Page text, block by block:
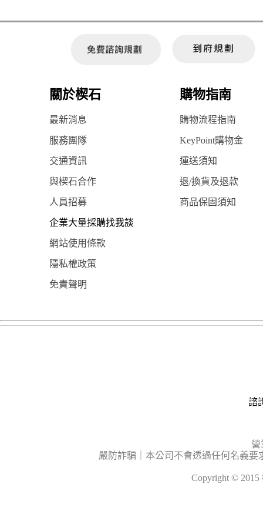
關於楔石 購物指南
最新消息 購物流程指南
服務團隊 KeyPoint購物金
交通資訊 運送須知
與楔石合作 退/換貨及退款
人員招募 商品保固須知
企業大量採購找我談
網站使用條款
隱私權政策
免責聲明
諮
營
嚴防詐騙｜本公司不會透過任何名義
Copyright ©